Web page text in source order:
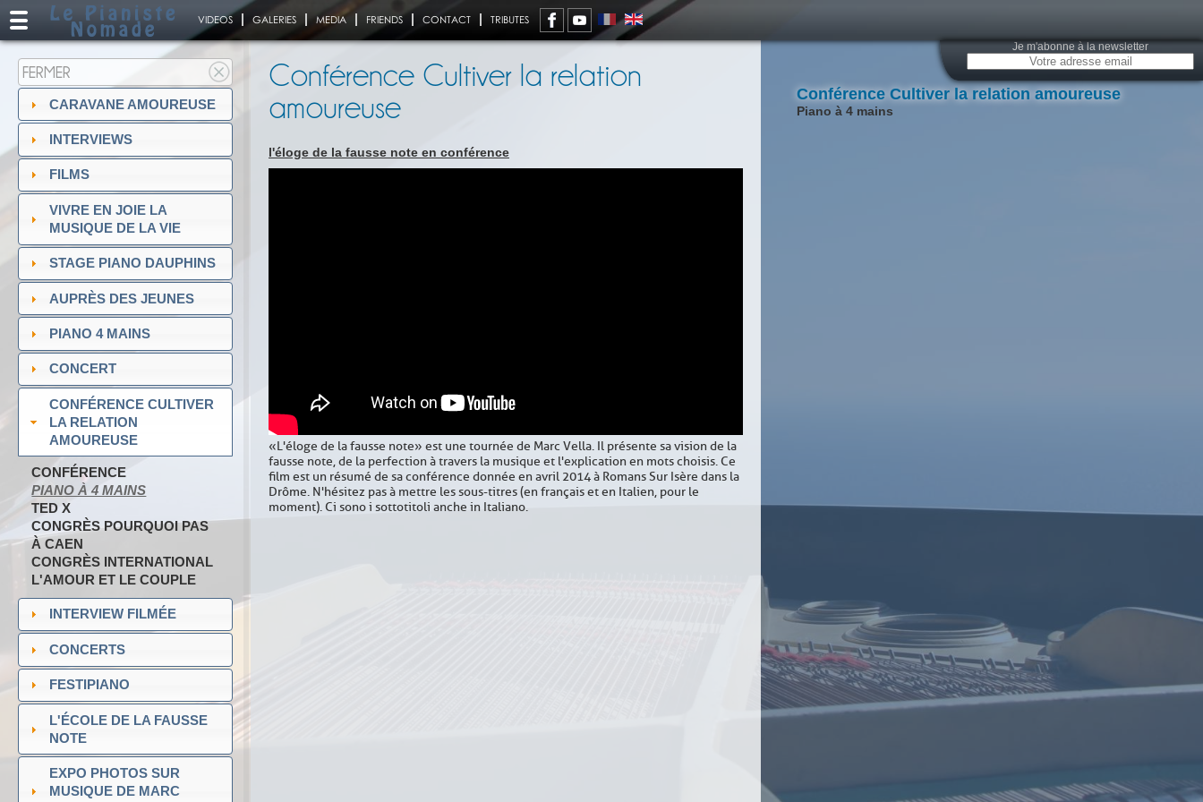
Conférence Cultiver la relation
amoureuse
l'éloge de la fausse note en conférence
«L'éloge de la fausse note» est une tournée de Marc Vella. Il présente sa vision de la
fausse note, de la perfection à travers la musique et l'explication en mots choisis. Ce
film est un résumé de sa conférence donnée en avril 2014 à Romans Sur Isère dans la
Drôme. N'hésitez pas à mettre les sous-titres (en français et en Italien, pour le
moment). Ci sono i sottotitoli anche in Italiano.
Conférence Cultiver la relation amoureuse
Piano à 4 mains
VIDEOS GALERIES MEDIA FRIENDS CONTACT TRIBUTES
FERMER
CARAVANE AMOUREUSE
INTERVIEWS
FILMS
VIVRE EN JOIE LA
MUSIQUE DE LA VIE
STAGE PIANO DAUPHINS
AUPRÈS DES JEUNES
PIANO 4 MAINS
CONCERT
CONFÉRENCE CULTIVER
LA RELATION
AMOUREUSE
CONFÉRENCE
PIANO À 4 MAINS
TED X
CONGRÈS POURQUOI PAS
À CAEN
CONGRÈS INTERNATIONAL
L'AMOUR ET LE COUPLE
INTERVIEW FILMÉE
CONCERTS
FESTIPIANO
L'ÉCOLE DE LA FAUSSE
NOTE
EXPO PHOTOS SUR
MUSIQUE DE MARC
Je m'abonne à la newsletter